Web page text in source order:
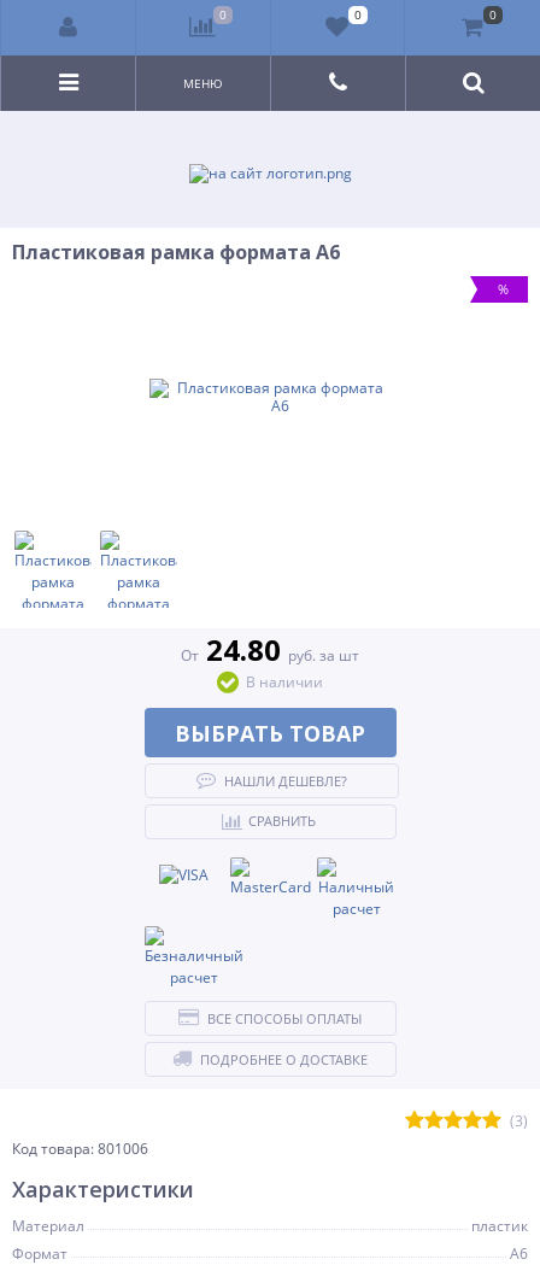
МЕНЮ
Пластиковая рамка формата А6
%
(3)
Код товара: 801006
От 24.80 руб. за шт
В наличии
ВЫБРАТЬ ТОВАР
НАШЛИ ДЕШЕВЛЕ?
СРАВНИТЬ
ВСЕ СПОСОБЫ ОПЛАТЫ
ПОДРОБНЕЕ О ДОСТАВКЕ
Характеристики
Материал
пластик
Формат
А6
0 0 0